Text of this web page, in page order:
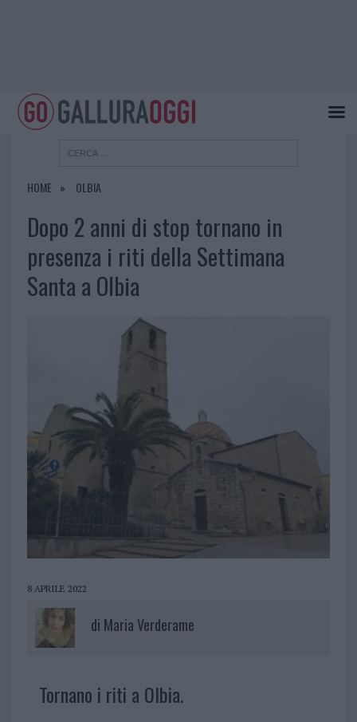
HOME OLBIA
Dopo 2 anni di stop tornano in
presenza i riti della Settimana
Santa a Olbia
8 APRILE 2022
di Maria Verderame
Tornano i riti a Olbia.